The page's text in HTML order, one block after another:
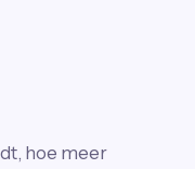
hoe meer